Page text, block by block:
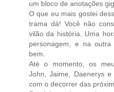
um bloco de anotações
O que eu mais gostei
trama dá! Você não
vilão da história. Uma
personagem, e na
bem.
Até o momento, os
John, Jaime, Daenerys
com o decorrer das